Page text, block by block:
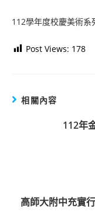
112學年度校慶美術系
Post Views: 178
相關內容
112年
高師大附中充實